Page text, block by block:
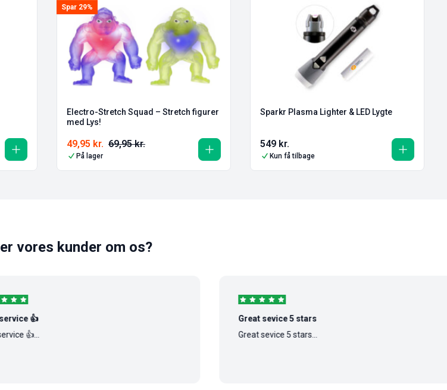
Spar 29%
Electro-Stretch Squad – Stretch figurer
med Lys!
69,95kr.
49,95 kr.
På lager
Sparkr Plasma Lighter & LED Lygte
549 kr.
Kun få tilbage
vores kunder om os?
Great sevice 5 stars
Great sevice 5 stars...